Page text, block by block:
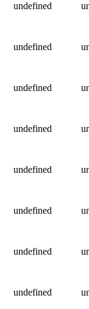
undefined
undefined
undefined
undefined
undefined
undefined
undefined
undefined